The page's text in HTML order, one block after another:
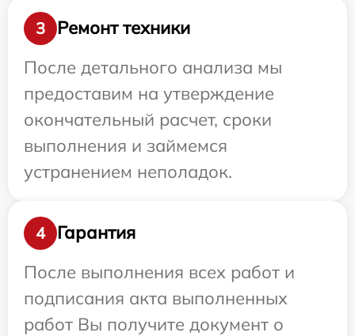
3
Ремонт техники
После детального анализа мы
предоставим на утверждение
окончательный расчет, сроки
выполнения и займемся
устранением неполадок.
4
Гарантия
После выполнения всех работ и
подписания акта выполненных
работ Вы получите документ о